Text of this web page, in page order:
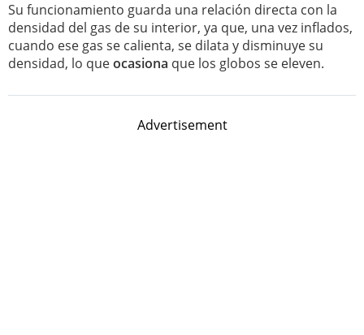
Su funcionamiento guarda una relación directa con la
densidad del gas de su interior, ya que, una vez inflados,
cuando ese gas se calienta, se dilata y disminuye su
densidad, lo queocasiona que los globos se eleven.
Advertisement